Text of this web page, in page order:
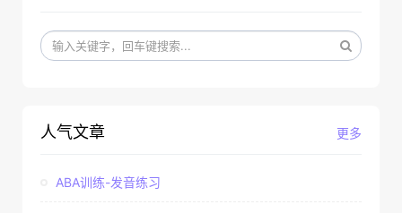
更多
人气文章
ABA训练-发音练习